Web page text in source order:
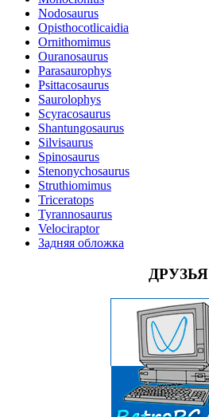
Nodosaurus
Opisthocotlicaidia
Ornithomimus
Ouranosaurus
Parasaurophys
Psittacosaurus
Saurolophys
Scyracosaurus
Shantungosaurus
Silvisaurus
Spinosaurus
Stenonychosaurus
Struthiomimus
Triceratops
Tyrannosaurus
Velociraptor
Задняя обложка
ДРУЗЬЯ